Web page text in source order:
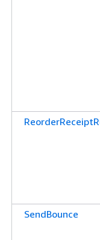
SendBounce